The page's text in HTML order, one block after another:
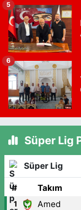
0 (212) 253 77 44
3.İstanbul
Başakşehir Mahallesi,
Evleri No:7AO
0 (212) 813 66 13
Papatya Eczanesi
Petroliş Mahallesi,
Osman Eczanesi
Burcu Eczanesi
5
6
Süper Lig
Süper Lig
# Takım
1 Amed